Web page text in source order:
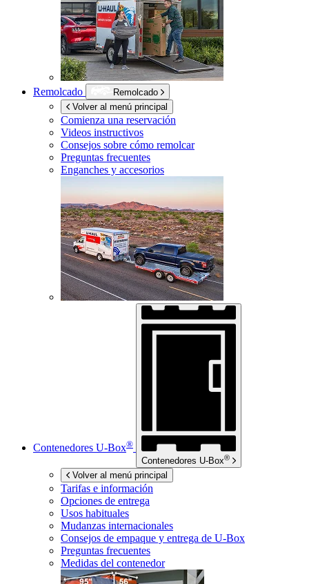
Remolcado
Remolcado
Volver al menú principal
Comienza una reservación
Videos instructivos
Consejos sobre cómo remolcar
Preguntas frecuentes
Enganches y accesorios
Contenedores U-Box®
Contenedores U-Box®
Volver al menú principal
Tarifas e información
Opciones de entrega
Usos habituales
Mudanzas internacionales
Consejos de empaque y entrega de U-Box
Preguntas frecuentes
Medidas del contenedor